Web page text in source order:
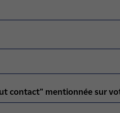
contact" mentionnée sur